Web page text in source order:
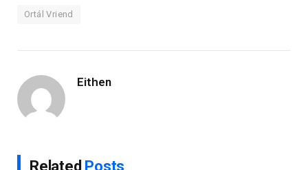
Ortál Vriend
Eithen
Related Posts